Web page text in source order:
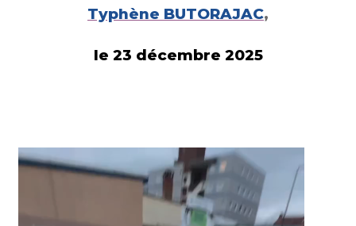
Typhène BUTORAJAC,
le 23 décembre 2025
Lecteur